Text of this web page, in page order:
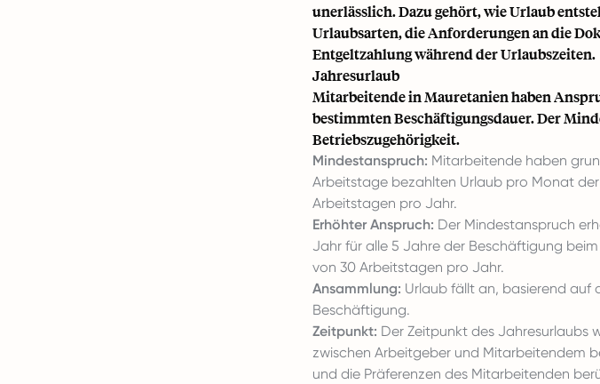
unerlässlich. Dazu gehört, wie Urlaub
Urlaubsarten, die Anforderungen an die
Entgeltzahlung während der Urlaubszeiten.
Jahresurlaub
Mitarbeitende in Mauretanien haben
bestimmten Beschäftigungsdauer. Der
Betriebszugehörigkeit.
Mindestanspruch: Mitarbeitende haben
Arbeitstage bezahlten Urlaub pro Monat
Arbeitstagen pro Jahr.
Erhöhter Anspruch: Der Mindestanspruch
Jahr für alle 5 Jahre der Beschäftigung
von 30 Arbeitstagen pro Jahr.
Ansammlung: Urlaub fällt an, basierend auf
Beschäftigung.
Zeitpunkt: Der Zeitpunkt des Jahresurlaubs
zwischen Arbeitgeber und Mitarbeitendem
und die Präferenzen des Mitarbeitenden